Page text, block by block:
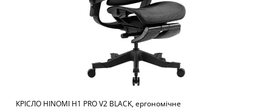
КРІСЛО HINOMI H1 PRO V2 BLACK, ергономічне